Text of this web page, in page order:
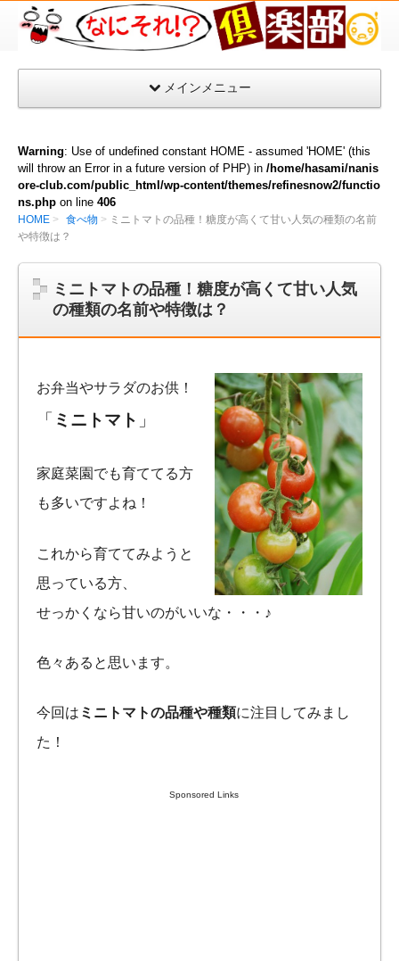
な
そ
部
メインメニュー
Warning: Use of undefined constant HOME - assumed 'HOME' (this
will throw an Error in a future version of PHP) in /home/hasami/nanis
ore-club.com/public_html/wp-content/themes/refinesnow2/functio
ns.php on line 406
HOME 食べ物
ミニトマトの品種！糖度が高くて甘い人気の種類の名前
や特徴は？
ミニトマトの品種！糖度が高くて甘い人気
の種類の名前や特徴は？
お弁当やサラダのお供！
「 ミニトマト 」
家庭菜園でも育ててる方
も多いですよね！
これから育ててみようと
思っている方、
せっかくなら甘いのがいいな・・・♪
色々あると思います。
今回は ミニトマトの品種や種類に注目してみまし
た！
Sponsored Links